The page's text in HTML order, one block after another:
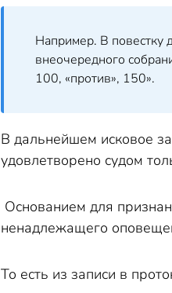
Например. В
внеочередного
100, «против», 150».
В дальнейшем исковое
удовлетворено судом
Основанием для
ненадлежащего
То есть из записи в